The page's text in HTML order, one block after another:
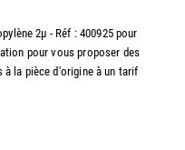
2µ - Réf : 400925 pour
pour vous proposer des
la pièce d'origine à un tarif